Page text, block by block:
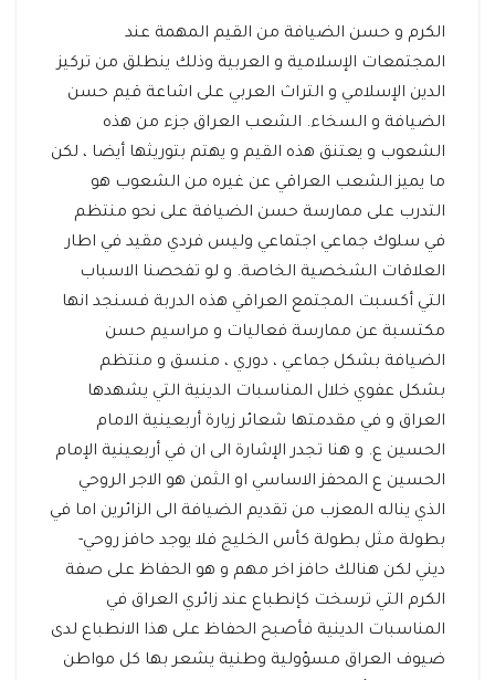
الكرم و حسن الضيافة من القيم المهمة عند
المجتمعات الإسلامية و العربية وذلك ينطلق من تركيز
الدين الإسلامي و التراث العربي على اشاعة قيم حسن
الضيافة و السخاء. الشعب العراق جزء من هذه
الشعوب و يعتنق هذه القيم و يهتم بتوريثها أيضا ، لكن
ما يميز الشعب العراقي عن غيره من الشعوب هو
التدرب على ممارسة حسن الضيافة على نحو منتظم
في سلوك جماعي اجتماعي وليس فردي مقيد في اطار
العلاقات الشخصية الخاصة. و لو تفحصنا الاسباب
التي أكسبت المجتمع العراقي هذه الدربة فسنجد انها
مكتسبة عن ممارسة فعاليات و مراسيم حسن
الضيافة بشكل جماعي ، دوري ، منسق و منتظم
بشكل عفوي خلال المناسبات الدينية التي يشهدها
العراق و في مقدمتها شعائر زيارة أربعينية الامام
الحسين ع. و هنا تجدر الإشارة الى ان في أربعينية الإمام
الحسين ع المحفز الاساسي او الثمن هو الاجر الروحي
الذي يناله المعزب من تقديم الضيافة الى الزائرين اما في
بطولة مثل بطولة كأس الخليج فلا يوجد حافز روحي-
ديني لكن هنالك حافز اخر مهم و هو الحفاظ على صفة
الكرم التي ترسخت كإنطباع عند زائري العراق في
المناسبات الدينية فأصبح الحفاظ على هذا الانطباع لدى
ضيوف العراق مسؤولية وطنية يشعر بها كل مواطن